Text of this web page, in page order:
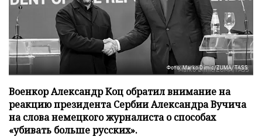
Фото: Marko Dimic/ZUMA/TASS
Военкор Александр Коц обратил внимание на
реакцию президента Сербии Александра Вучича
на слова немецкого журналиста о способах
«убивать больше русских».